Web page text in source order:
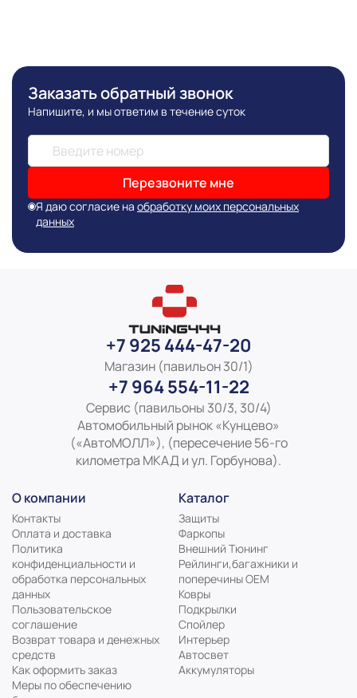
Заказать обратный звонок
Напишите, и мы ответим в течение суток
Перезвоните мне
Я даю согласие на обработку моих персональных
данных
+7 925 444-47-20
Магазин (павильон 30/1)
+7 964 554-11-22
Сервис (павильоны 30/3, 30/4)
Автомобильный рынок «Кунцево»
(«АвтоМОЛЛ»), (пересечение 56-го
километра МКАД и ул. Горбунова).
О компании
Контакты
Оплата и доставка
Политика
конфиденциальности и
обработка персональных
данных
Пользовательское
соглашение
Возврат товара и денежных
средств
Как оформить заказ
Меры по обеспечению
Каталог
Защиты
Фаркопы
Внешний Тюнинг
Рейлинги,багажники и
поперечины ОЕМ
Ковры
Подкрылки
Спойлер
Интерьер
Автосвет
Аккумуляторы